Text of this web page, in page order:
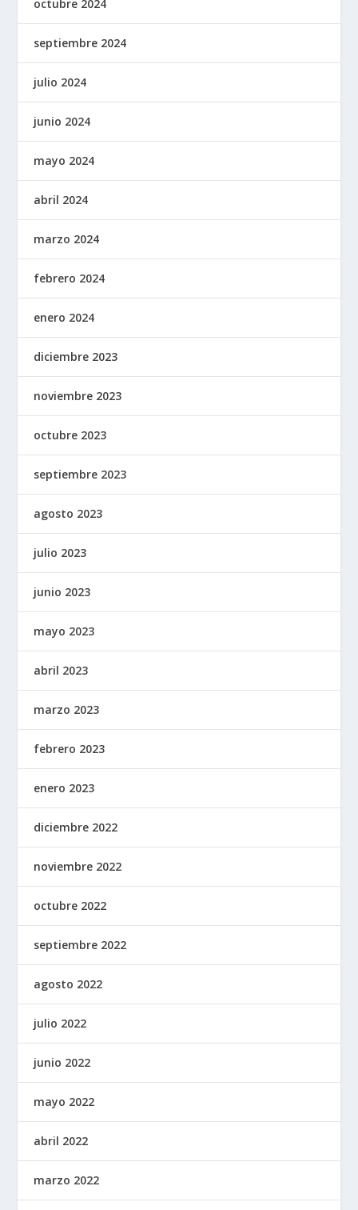
octubre 2024
septiembre 2024
julio 2024
junio 2024
mayo 2024
abril 2024
marzo 2024
febrero 2024
enero 2024
diciembre 2023
noviembre 2023
octubre 2023
septiembre 2023
agosto 2023
julio 2023
junio 2023
mayo 2023
abril 2023
marzo 2023
febrero 2023
enero 2023
diciembre 2022
noviembre 2022
octubre 2022
septiembre 2022
agosto 2022
julio 2022
junio 2022
mayo 2022
abril 2022
marzo 2022